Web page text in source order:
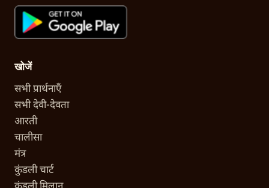
खोजें
सभी प्रार्थनाएँ
सभी देवी-देवता
आरती
चालीसा
मंत्र
कुंडली चार्ट